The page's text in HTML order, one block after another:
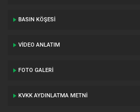
BASIN KÖŞESI
VIDEO ANLATIM
FOTO GALERI
KVKK AYDINLATMA METNI